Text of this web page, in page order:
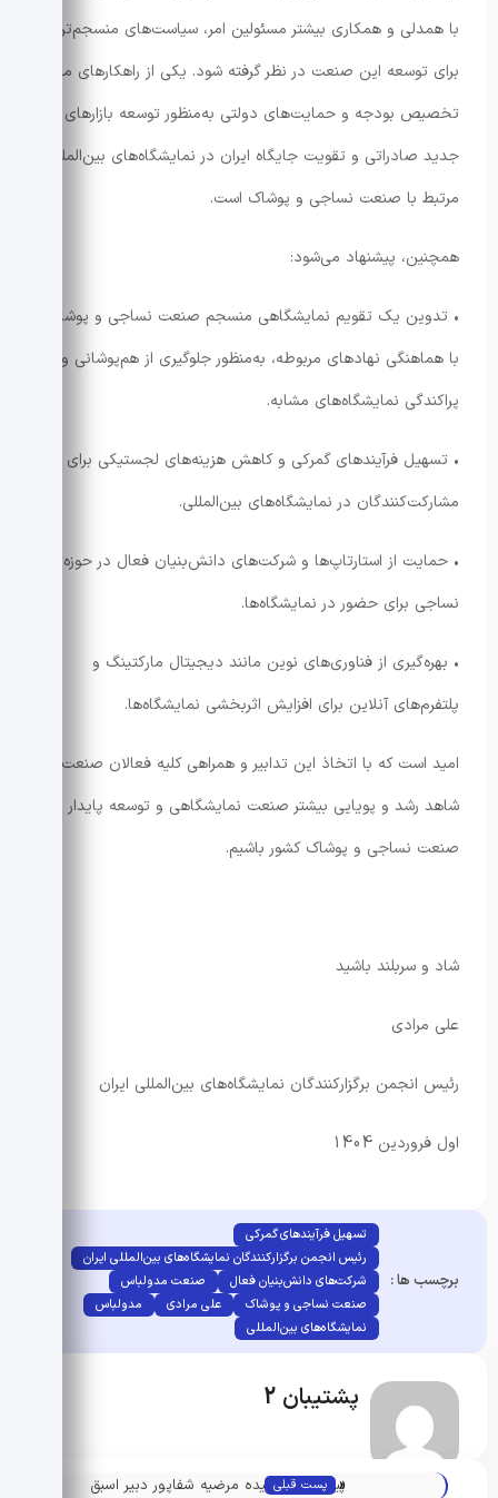
با همدلی و همکاری بیشتر مسئولین امر، سیاست‌های منسجم‌تری
برای توسعه این صنعت در نظر گرفته شود. یکی از راهکارهای مهم،
تخصیص بودجه و حمایت‌های دولتی به‌منظور توسعه بازارهای
جدید صادراتی و تقویت جایگاه ایران در نمایشگاه‌های بین‌المللی
مرتبط با صنعت نساجی و پوشاک است.
همچنین، پیشنهاد می‌شود:
• تدوین یک تقویم نمایشگاهی منسجم صنعت نساجی و پوشاک
با هماهنگی نهادهای مربوطه، به‌منظور جلوگیری از هم‌پوشانی و
پراکندگی نمایشگاه‌های مشابه.
• تسهیل فرآیندهای گمرکی و کاهش هزینه‌های لجستیکی برای
مشارکت‌کنندگان در نمایشگاه‌های بین‌المللی.
• حمایت از استارتاپ‌ها و شرکت‌های دانش‌بنیان فعال در حوزه
نساجی برای حضور در نمایشگاه‌ها.
• بهره‌گیری از فناوری‌های نوین مانند دیجیتال مارکتینگ و
پلتفرم‌های آنلاین برای افزایش اثربخشی نمایشگاه‌ها.
امید است که با اتخاذ این تدابیر و همراهی کلیه فعالان صنعت،
شاهد رشد و پویایی بیشتر صنعت نمایشگاهی و توسعه پایدار
صنعت نساجی و پوشاک کشور باشیم.
شاد و سربلند باشید
علی مرادی
رئیس انجمن برگزارکنندگان نمایشگاه‌های بین‌المللی ایران
اول فروردین 1404
برچسب ها :
تسهیل فرآیندهای گمرکی
رئیس انجمن برگزارکنندگان نمایشگاه‌های بین‌المللی ایران
شرکت‌های دانش‌بنیان فعال
صنعت مدولباس
صنعت نساجی و پوشاک
علی مرادی
مدولباس
نمایشگاه‌های بین‌المللی
پشتیبان 2
« پست قبلی
پیام تبریک سیده مرضیه شفاپور دبیر اسبق